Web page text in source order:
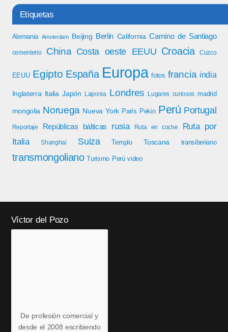
Etiquetas
Alemania Amsterdam Beijing Berlin California Camino de Santiago
cementerio China Costa oeste EEUU Croacia Cuzco
EEUU Egipto España Europa fotos francia india
Inglaterra Italia Japón Laponia Londres Lugares curiosos madrid
mongolia Noruega Nueva York París Pekin Perú Portugal
Reportaje Repúblicas bálticas rusia Ruta en coche
Ruta por
Italia
Shanghai Suiza Templo Toscana transiberiano
transmongoliano Turismo Perú video
Víctor del Pozo
De profesión comercial y
desde el 2008 escribiendo